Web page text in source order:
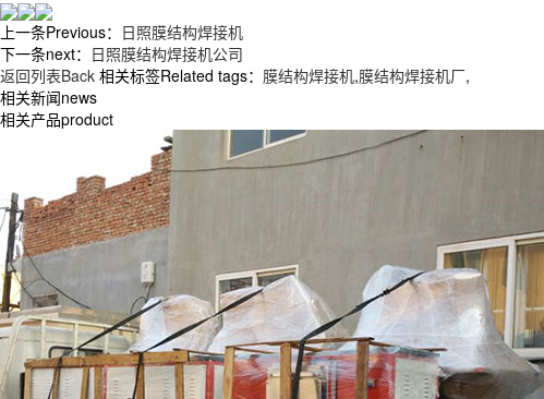
上一条Previous： 日照膜结构焊接机
下一条next： 日照膜结构焊接机公司
返回列表Back 相关标签Related tags： 膜结构焊接机,膜结构焊接机厂,
相关新闻news
相关产品product